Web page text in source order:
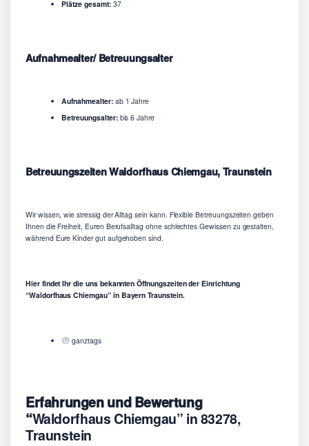
Plätze gesamt:37
Aufnahmealter/ Betreuungsalter
Aufnahmealter:ab 1 Jahre
Betreuungsalter:bis 6 Jahre
Betreuungszeiten Waldorfhaus Chiemgau, Traunstein
Wir wissen, wie stressig der Alltag sein kann. Flexible Betreuungszeiten geben
Ihnen die Freiheit, Euren Berufsalltag ohne schlechtes Gewissen zu gestalten,
während Eure Kinder gut aufgehoben sind.
Hier findet Ihr die uns bekannten Öffnungszeiten der Einrichtung
“Waldorfhaus Chiemgau” in Bayern Traunstein.
ganztags
Erfahrungen und Bewertung
“Waldorfhaus Chiemgau” in 83278,
Traunstein